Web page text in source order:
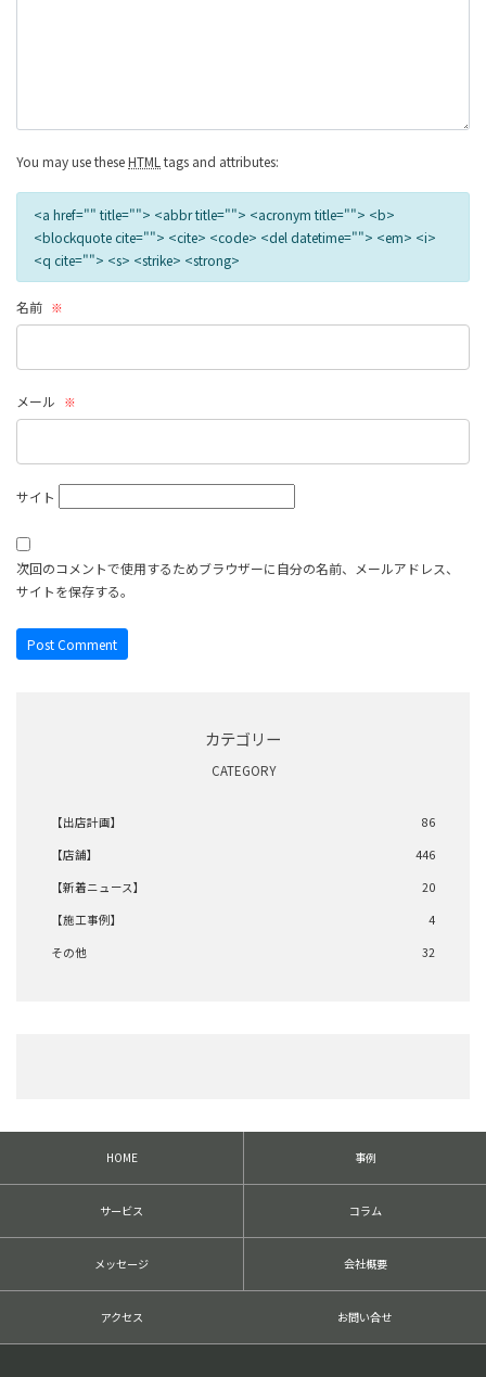
You may use theseHTML tags and attributes:
<a href="" title=""> <abbr title=""> <acronym title=""> <b>
<blockquote cite=""> <cite> <code> <del datetime=""> <em> <i>
<q cite=""> <s> <strike> <strong>
名前 ※
メール ※
サイト
次回のコメントで使用するためブラウザーに自分の名前、メールアドレス、
サイトを保存する。
カテゴリー
CATEGORY
【出店計画】
86
【店舗】
446
【新着ニュース】
20
【施工事例】
4
その他
32
HOME 事例
サービス コラム
メッセージ 会社概要
アクセス お問い合せ